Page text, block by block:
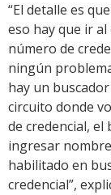
“El detalle es
eso hay que ir
número de
ningún
hay un
circuito donde
de credencial,
ingresar
habilitado en
credencial”,